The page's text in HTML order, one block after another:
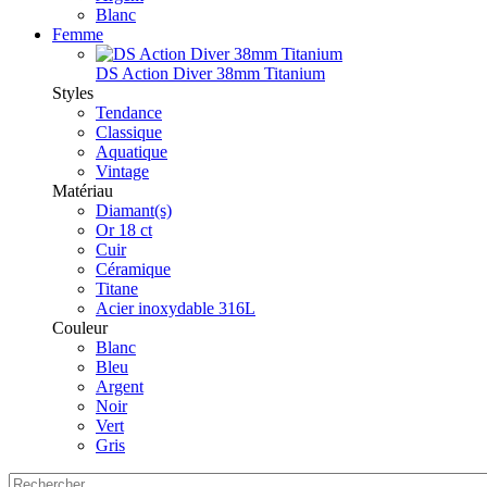
Blanc
Femme
DS Action Diver 38mm Titanium
Styles
Tendance
Classique
Aquatique
Vintage
Matériau
Diamant(s)
Or 18 ct
Cuir
Céramique
Titane
Acier inoxydable 316L
Couleur
Blanc
Bleu
Argent
Noir
Vert
Gris